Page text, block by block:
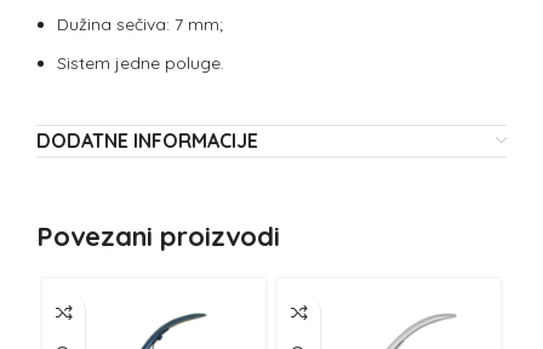
Dužina sečiva: 7 mm;
Sistem jedne poluge.
DODATNE INFORMACIJE
Povezani proizvodi